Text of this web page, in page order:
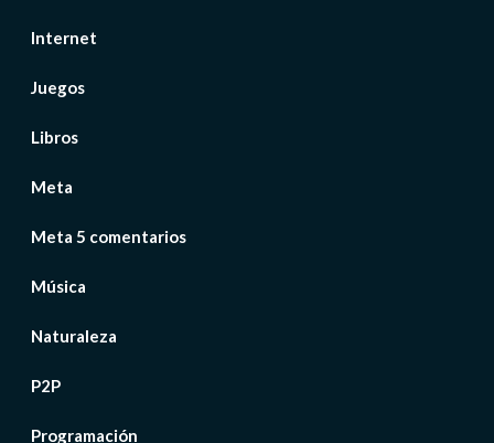
Internet
Juegos
Libros
Meta
Meta 5 comentarios
Música
Naturaleza
P2P
Programación